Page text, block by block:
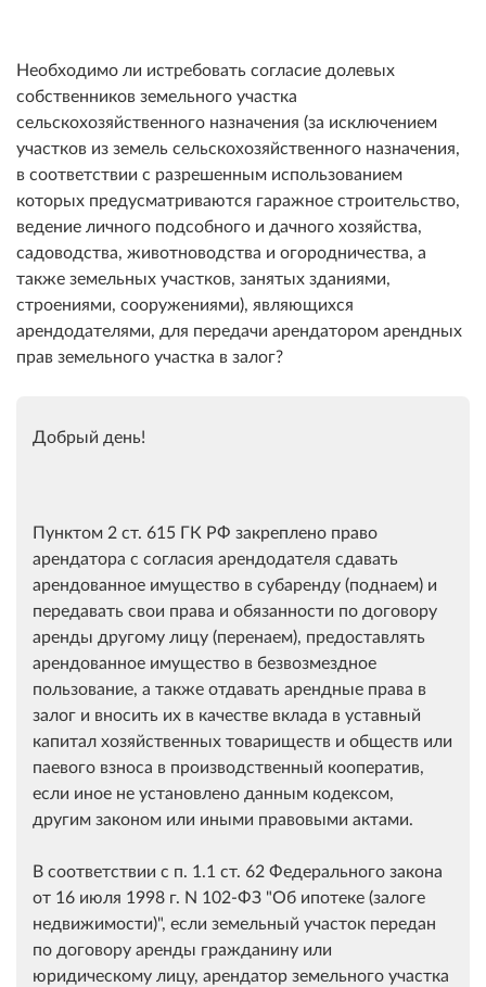
Необходимо ли истребовать согласие долевых
собственников земельного участка
сельскохозяйственного назначения (за исключением
участков из земель сельскохозяйственного назначения,
в соответствии с разрешенным использованием
которых предусматриваются гаражное строительство,
ведение личного подсобного и дачного хозяйства,
садоводства, животноводства и огородничества, а
также земельных участков, занятых зданиями,
строениями, сооружениями), являющихся
арендодателями, для передачи арендатором арендных
прав земельного участка в залог?
Добрый день!
Пунктом 2 ст. 615 ГК РФ закреплено право
арендатора с согласия арендодателя сдавать
арендованное имущество в субаренду (поднаем) и
передавать свои права и обязанности по договору
аренды другому лицу (перенаем), предоставлять
арендованное имущество в безвозмездное
пользование, а также отдавать арендные права в
залог и вносить их в качестве вклада в уставный
капитал хозяйственных товариществ и обществ или
паевого взноса в производственный кооператив,
если иное не установлено данным кодексом,
другим законом или иными правовыми актами.
В соответствии с п. 1.1 ст. 62 Федерального закона
от 16 июля 1998 г. N 102-ФЗ "Об ипотеке (залоге
недвижимости)", если земельный участок передан
по договору аренды гражданину или
юридическому лицу, арендатор земельного участка